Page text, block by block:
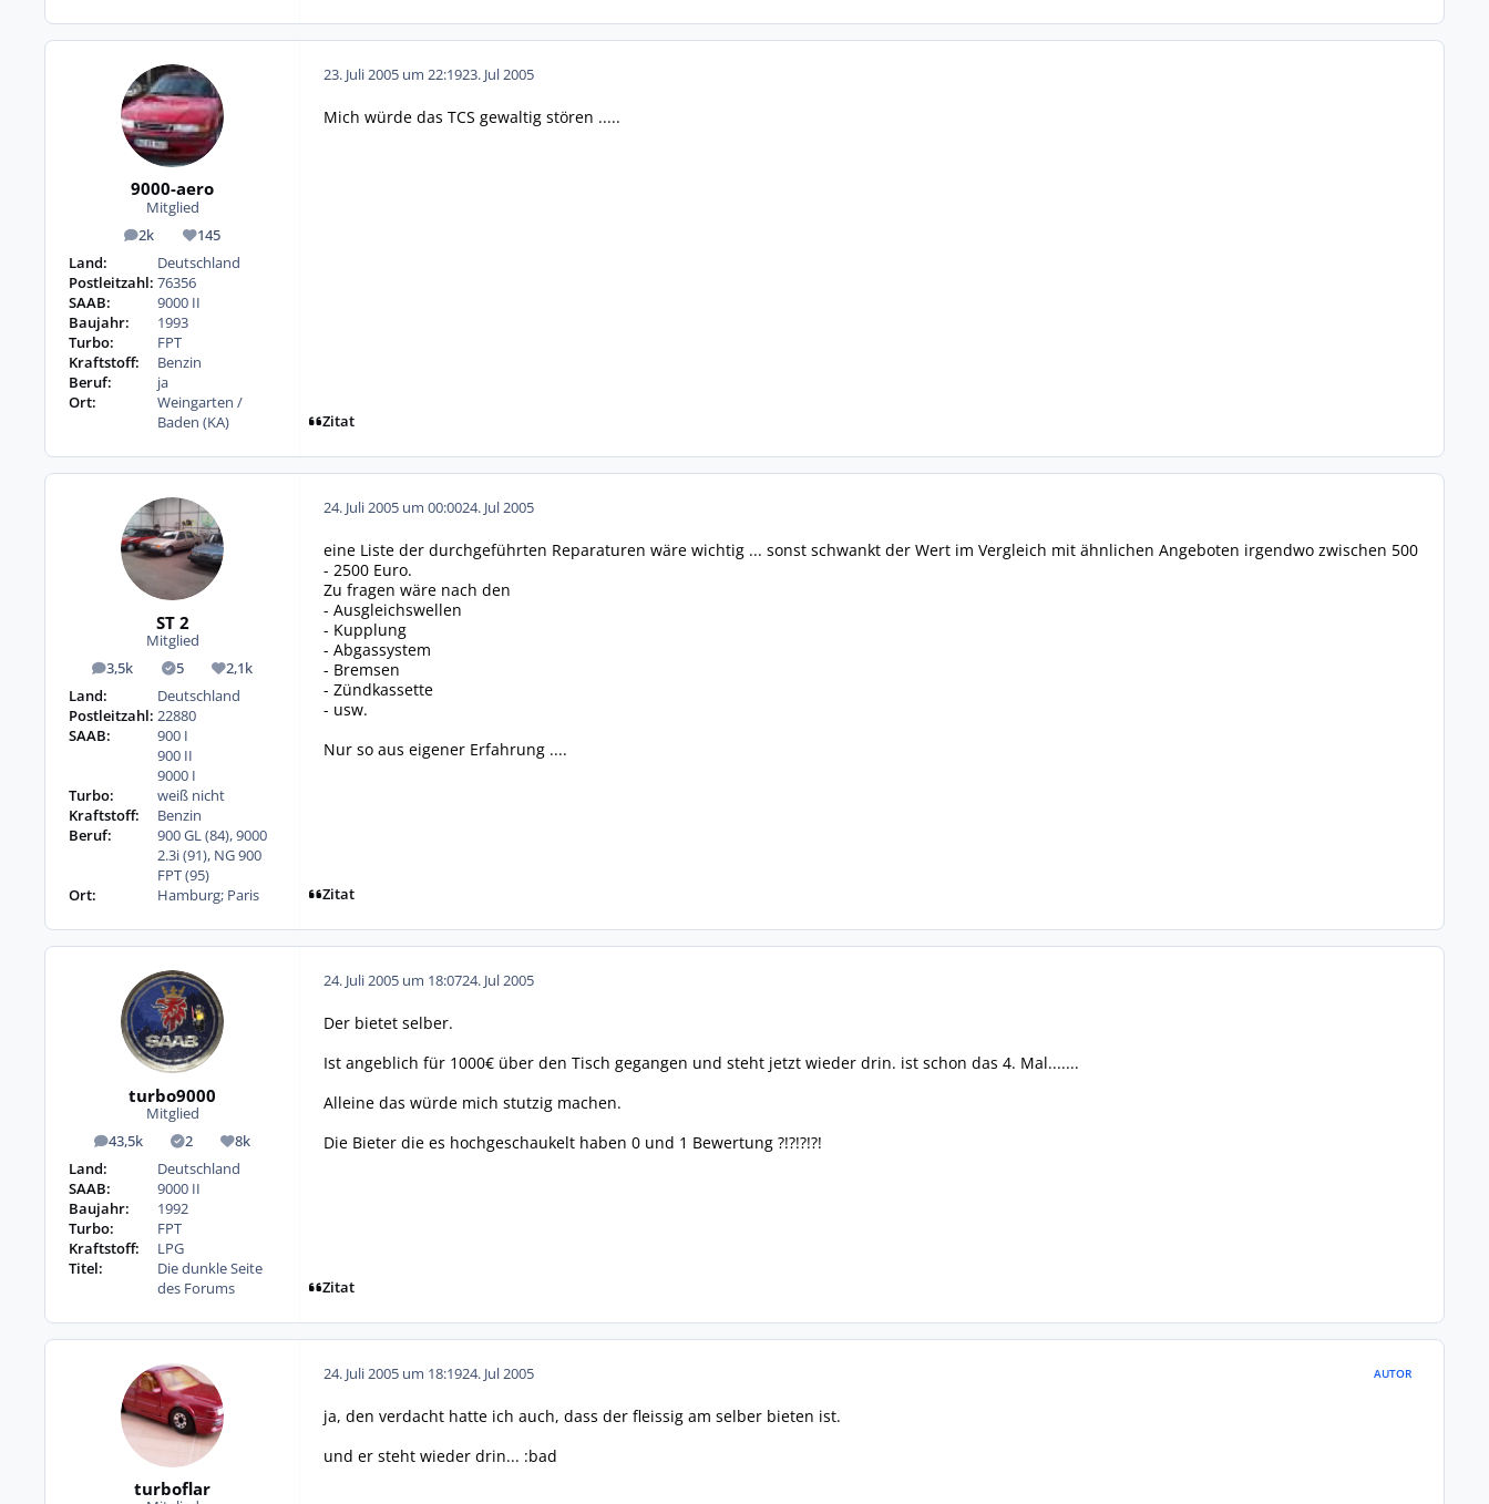
9000-aero
Mitglied
2k
Beiträge 145
Reputation
Land:
Deutschland
Postleitzahl: 76356
SAAB:
9000 II
Baujahr:
1993
Turbo:
FPT
Kraftstoff:
Benzin
Beruf:
ja
Ort:
Weingarten /
Baden (KA)
23. Juli 2005 um 22:1923. Jul 2005
Mich würde das TCS gewaltig stören .....
Zitat
ST 2
Mitglied
3,5k
Beiträge 5
Lösungen2,1k
Reputation
Land:
Deutschland
Postleitzahl: 22880
SAAB:
900 I
900 II
9000 I
Turbo:
weiß nicht
Kraftstoff:
Benzin
Beruf:
900 GL (84), 9000
2.3i (91), NG 900
FPT (95)
Ort:
Hamburg; Paris
24. Juli 2005 um 00:0024. Jul 2005
eine Liste der durchgeführten Reparaturen wäre wichtig ... sonst schwankt der Wert im Vergleich mit ähnlichen Angeboten irgendwo zwischen 500
- 2500 Euro.
Zu fragen wäre nach den
- Ausgleichswellen
- Kupplung
- Abgassystem
- Bremsen
- Zündkassette
- usw.
Nur so aus eigener Erfahrung ....
Zitat
turbo9000
Mitglied
43,5k
Beiträge 2
Lösungen
8k
Reputation
Land:
Deutschland
SAAB:
9000 II
Baujahr:
1992
Turbo:
FPT
Kraftstoff:
LPG
Titel:
Die dunkle Seite
des Forums
24. Juli 2005 um 18:0724. Jul 2005
Der bietet selber.
Ist angeblich für 1000€ über den Tisch gegangen und steht jetzt wieder drin. ist schon das 4. Mal.......
Alleine das würde mich stutzig machen.
Die Bieter die es hochgeschaukelt haben 0 und 1 Bewertung ?!?!?!?!
Zitat
turboflar
24. Juli 2005 um 18:1924. Jul 2005 AUTOR
ja, den verdacht hatte ich auch, dass der fleissig am selber bieten ist.
und er steht wieder drin... :bad